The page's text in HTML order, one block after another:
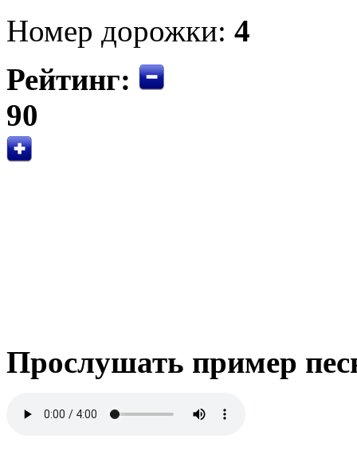
Номер дорожки: 4
Рейтинг:
90
Прослушать пример